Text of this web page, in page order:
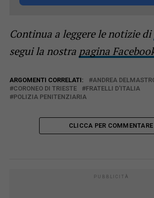
Continua a leggere le notizie di
segui la nostra pagina
ARGOMENTI CORRELATI:
ANDREA
CORONEO DI TRIESTE
FRATELLI D'ITALIA
POLIZIA PENITENZIARIA
CLICCA PER COMMENTARE
PUBBLICITÀ